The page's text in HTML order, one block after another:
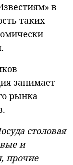
в
таких
занимает
рынка
столовая
и
прочие